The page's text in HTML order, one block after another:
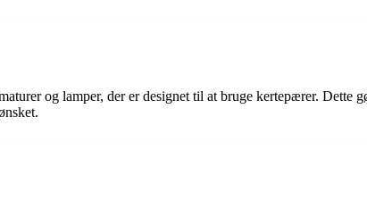
og lamper, der er designet til at bruge kertepærer. Dette